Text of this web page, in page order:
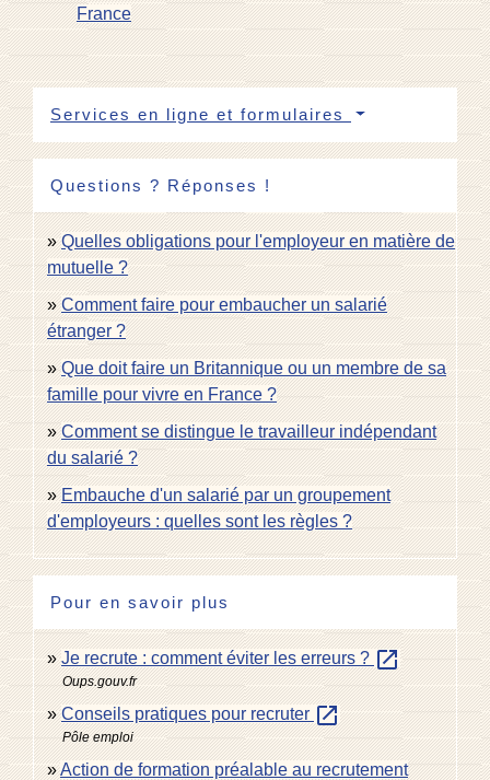
France
Services en ligne et formulaires
Questions ? Réponses !
Quelles obligations pour l'employeur en matière de
mutuelle ?
Comment faire pour embaucher un salarié
étranger ?
Que doit faire un Britannique ou un membre de sa
famille pour vivre en France ?
Comment se distingue le travailleur indépendant
du salarié ?
Embauche d'un salarié par un groupement
d'employeurs : quelles sont les règles ?
Pour en savoir plus
Je recrute : comment éviter les erreurs ? open_in_new
Oups.gouv.fr
Conseils pratiques pour recruter open_in_new
Pôle emploi
Action de formation préalable au recrutement